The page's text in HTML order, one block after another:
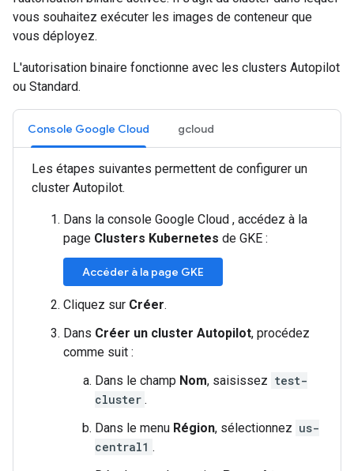
vous souhaitez exécuter les images de conteneur que
vous déployez.
L'autorisation binaire fonctionne avec les clusters Autopilot
ou Standard.
Console Google Cloud gcloud
Les étapes suivantes permettent de configurer un
cluster Autopilot.
Dans la console Google Cloud , accédez à la
page Clusters Kubernetes de GKE :
Accéder à la page GKE
Cliquez sur Créer.
Dans Créer un cluster Autopilot, procédez
comme suit :
Dans le champ Nom, saisissez test-
cluster .
Dans le menu Région, sélectionnez us-
central1 .